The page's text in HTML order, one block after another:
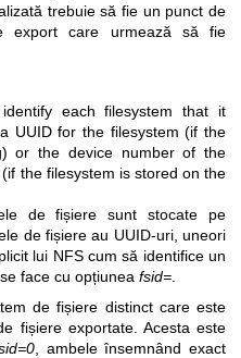
trebuie să fie un punct de
export care urmează să fie
each filesystem that it
UUID for the filesystem (if the
or the device number of the
the filesystem is stored on the
de fișiere sunt stocate pe
de fișiere au UUID-uri, uneori
lui NFS cum să identifice un
face cu opțiunea fsid=.
de fișiere distinct care este
fișiere exportate. Acesta este
, ambele însemnând exact